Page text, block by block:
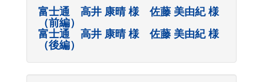
富士通 高井 康晴 様 佐藤 美由紀 様
（前編）
富士通 高井 康晴 様 佐藤 美由紀 様
（後編）